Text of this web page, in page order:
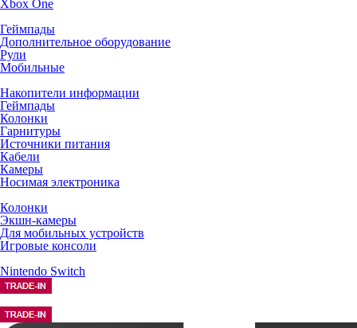
Xbox One
Геймпады
Дополнительное оборудование
Рули
Мобильные
Накопители информации
Геймпады
Колонки
Гарнитуры
Источники питания
Кабели
Камеры
Носимая электроника
Колонки
Экшн-камеры
Для мобильных устройств
Игровые консоли
Nintendo Switch